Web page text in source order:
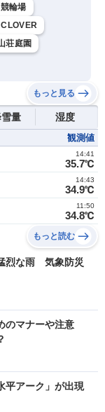
輪場
荘庭園
もっと見る
雪量 湿度
観測値
35.7℃
14:41
34.9℃
14:43
34.8℃
11:50
もっと読む
烈な雨 気象防災
のマナーや注意
アーク」が出現